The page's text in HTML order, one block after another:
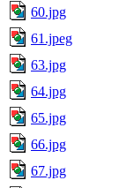
60.jpg
61.jpeg
63.jpg
64.jpg
65.jpg
66.jpg
67.jpg